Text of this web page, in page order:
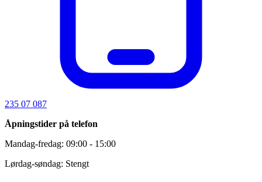
235 07 087
Åpningstider på telefon
Mandag-fredag: 09:00 - 15:00
Lørdag-søndag: Stengt